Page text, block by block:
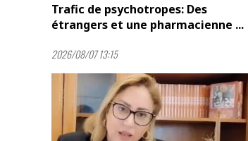
Trafic de psychotropes: Des
étrangers et une pharmacienne ...
2026/08/07 13:15